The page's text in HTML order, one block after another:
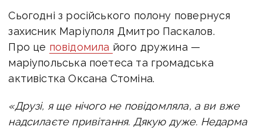
Сьогодні з російського полону повернуся
захисник Маріуполя Дмитро Паскалов.
Про це повідомила його дружина —
маріупольська поетеса та громадська
активістка Оксана Стоміна.
«Друзі, я ще нічого не повідомляла, а ви вже
надсилаєте привітання. Дякую дуже. Недарма